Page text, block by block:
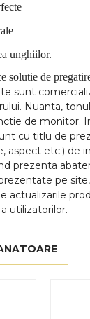
unghiilor.
solutie de
sunt
Nuanta,
de monitor.
cu titlu de
aspect etc.) de
prezenta
pe
actualizarile
utilizatorilor.